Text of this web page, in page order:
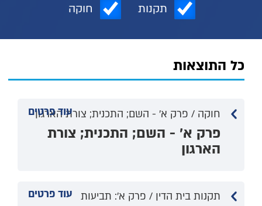
תקנות חוקה
כל התוצאות
עוד פרטים
חוקה / פרק א' - השם; התכנית; צורת הארגון
פרק א' - השם; התכנית; צורת
הארגון
עוד פרטים תקנות בית הדין / פרק א': תביעות